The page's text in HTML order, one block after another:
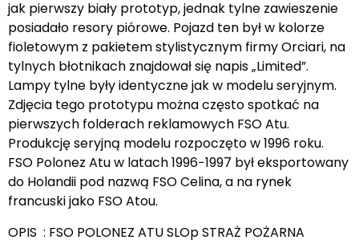
jak pierwszy biały prototyp, jednak tylne zawieszenie
posiadało resory piórowe. Pojazd ten był w kolorze
fioletowym z pakietem stylistycznym firmy Orciari, na
tylnych błotnikach znajdował się napis „Limited”.
Lampy tylne były identyczne jak w modelu seryjnym.
Zdjęcia tego prototypu można często spotkać na
pierwszych folderach reklamowych FSO Atu.
Produkcję seryjną modelu rozpoczęto w 1996 roku.
FSO Polonez Atu w latach 1996−1997 był eksportowany
do Holandii pod nazwą FSO Celina, a na rynek
francuski jako FSO Atou.
OPIS : FSO POLONEZ ATU SLOp STRAŻ POŻARNA